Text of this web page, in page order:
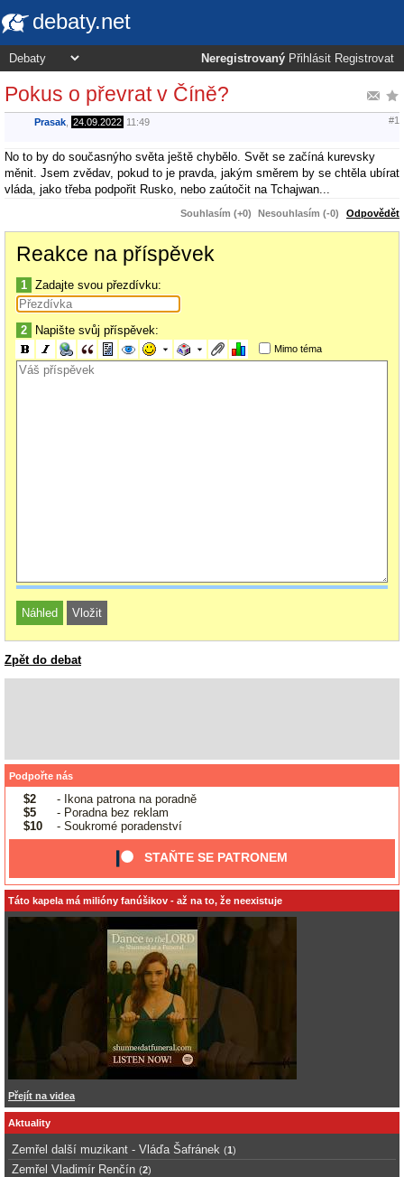
debaty.net
Neregistrovaný Přihlásit Registrovat
Pokus o převrat v Číně?
Prasak 24.09.2022 11:49 #1
No to by do současnýho světa ještě chybělo. Svět se začíná kurevsky
měnit. Jsem zvědav, pokud to je pravda, jakým směrem by se chtěla ubírat
vláda, jako třeba podpořit Rusko, nebo zaútočit na Tchajwan...
Souhlasím (+0) Nesouhlasím (-0) Odpovědět
Reakce na příspěvek
1 Zadajte svou přezdívku:
2 Napište svůj příspěvek:
Mimo téma
Zpět do debat
Podpořte nás
$2
- Ikona patrona na poradně
$5
- Poradna bez reklam
$10
- Soukromé poradenství
STAŇTE SE PATRONEM
Táto kapela má milióny fanúšikov - až na to, že neexistuje
Přejít na videa
Aktuality
Zemřel další muzikant - Vláďa Šafránek (1)
Zemřel Vladimír Renčín (2)